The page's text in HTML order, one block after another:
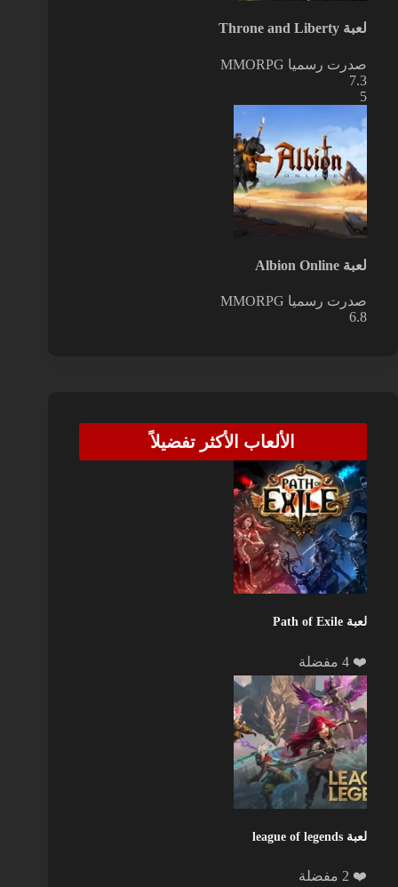
لعبة Throne and Liberty
صدرت رسميا MMORPG
7.3
5
لعبة Albion Online
صدرت رسميا MMORPG
6.8
الألعاب الأكثر تفضيلاً
لعبة Path of Exile
❤️ 4 مفضلة
لعبة league of legends
❤️ 2 مفضلة